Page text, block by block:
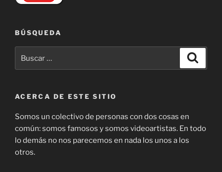
BÚSQUEDA
por:
ACERCA DE ESTE SITIO
Somos un colectivo de personas con dos cosas en
común: somos famosos y somos videoartistas. En todo
lo demás no nos parecemos en nada los unos a los
otros.